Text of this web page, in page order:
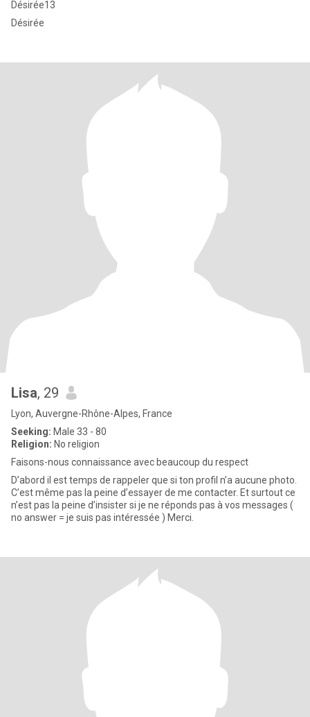
Désirée13
Désirée
Lisa, 29
Lyon, Auvergne-Rhône-Alpes, France
Seeking: Male 33 - 80
Religion: No religion
Faisons-nous connaissance avec beaucoup du respect
D’abord il est temps de rappeler que si ton profil n’a aucune photo.
C’est même pas la peine d’essayer de me contacter. Et surtout ce
n’est pas la peine d’insister si je ne réponds pas à vos messages (
no answer = je suis pas intéressée ) Merci.